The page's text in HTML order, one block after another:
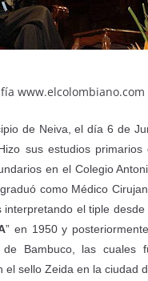
www.elcolombiano.com
de Neiva , el día 6 de
sus estudios
en el Colegio
como Médico
el tiple
” en 1950 y
Bambuco, las cuales
sello Zeida en la ciudad